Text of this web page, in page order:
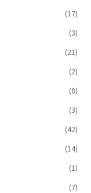
(17)
(3)
(21)
(2)
(8)
(3)
(42)
(14)
(1)
(7)